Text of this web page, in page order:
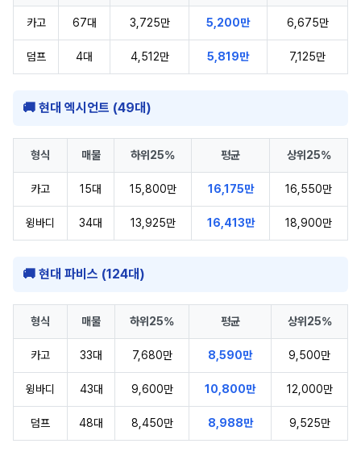
카고 67대 3,725만 5,200만 6,675만
덤프 4대 4,512만 5,819만 7,125만
🚚 현대 엑시언트 (49대)
형식 매물 하위25% 평균 상위25%
카고 15대 15,800만 16,175만 16,550만
윙바디 34대 13,925만 16,413만 18,900만
🚚 현대 파비스 (124대)
형식 매물 하위25% 평균 상위25%
카고 33대 7,680만 8,590만 9,500만
윙바디 43대 9,600만 10,800만 12,000만
덤프 48대 8,450만 8,988만 9,525만